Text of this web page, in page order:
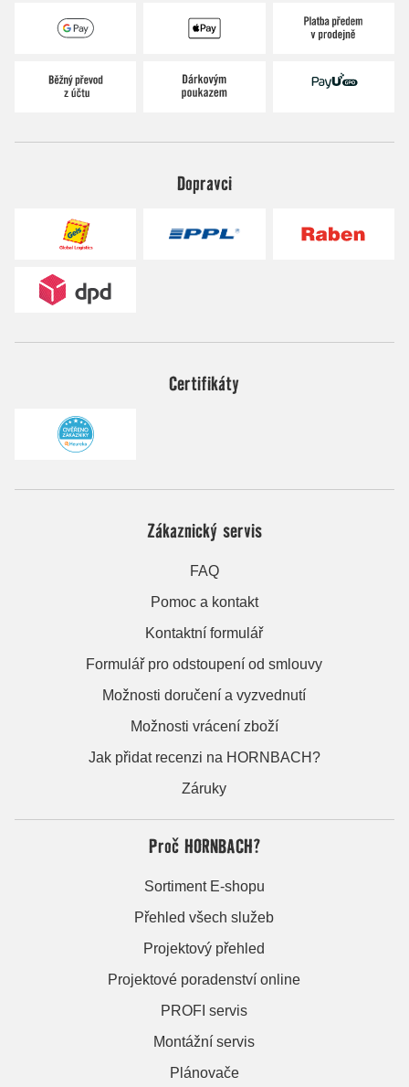
Dopravci
Certifikáty
Zákaznický servis
FAQ
Pomoc a kontakt
Kontaktní formulář
Formulář pro odstoupení od smlouvy
Možnosti doručení a vyzvednutí
Možnosti vrácení zboží
Jak přidat recenzi na HORNBACH?
Záruky
Proč HORNBACH?
Sortiment E-shopu
Přehled všech služeb
Projektový přehled
Projektové poradenství online
PROFI servis
Montážní servis
Plánovače